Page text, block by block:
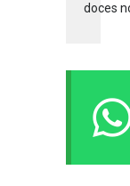
doces